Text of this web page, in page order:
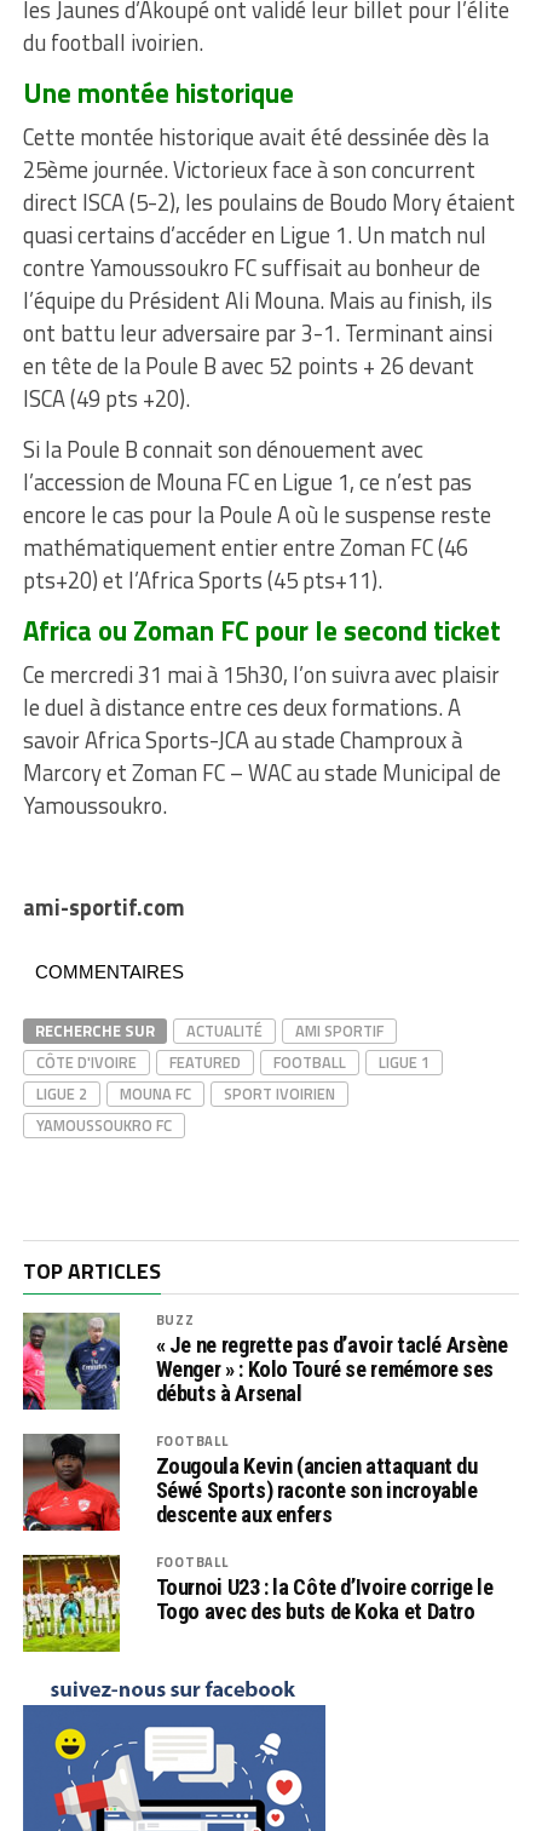
les Jaunes d’Akoupé ont validé leur billet pour l’élite
du football ivoirien.
Une montée historique
Cette montée historique avait été dessinée dès la
25ème journée. Victorieux face à son concurrent
direct ISCA (5-2), les poulains de Boudo Mory étaient
quasi certains d’accéder en Ligue 1. Un match nul
contre Yamoussoukro FC suffisait au bonheur de
l’équipe du Président Ali Mouna. Mais au finish, ils
ont battu leur adversaire par 3-1. Terminant ainsi
en tête de la Poule B avec 52 points + 26 devant
ISCA (49 pts +20).
Si la Poule B connait son dénouement avec
l’accession de Mouna FC en Ligue 1, ce n’est pas
encore le cas pour la Poule A où le suspense reste
mathématiquement entier entre Zoman FC (46
pts+20) et l’Africa Sports (45 pts+11).
Africa ou Zoman FC pour le second ticket
Ce mercredi 31 mai à 15h30, l’on suivra avec plaisir
le duel à distance entre ces deux formations. A
savoir Africa Sports-JCA au stade Champroux à
Marcory et Zoman FC – WAC au stade Municipal de
Yamoussoukro.
ami-sportif.com
COMMENTAIRES
RECHERCHE SUR ACTUALITÉ
AMI SPORTIF
CÔTE D'IVOIRE
FEATURED FOOTBALL
LIGUE 1
LIGUE 2
MOUNA FC
SPORT IVOIRIEN
YAMOUSSOUKRO FC
TOP ARTICLES
BUZZ
« Je ne regrette pas d’avoir taclé Arsène
Wenger » : Kolo Touré se remémore ses
débuts à Arsenal
FOOTBALL
Zougoula Kevin (ancien attaquant du
Séwé Sports) raconte son incroyable
descente aux enfers
FOOTBALL
Tournoi U23 : la Côte d’Ivoire corrige le
Togo avec des buts de Koka et Datro